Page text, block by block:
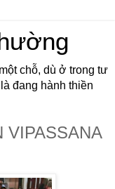
chỗ, dù ở trong tư
đang hành thiền
VIPASSANA